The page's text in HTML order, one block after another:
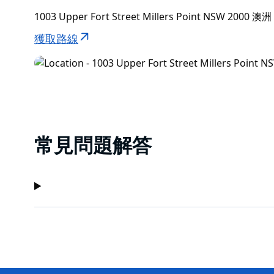
1003 Upper Fort Street Millers Point NSW 2000 澳洲
獲取路線
常見問題解答